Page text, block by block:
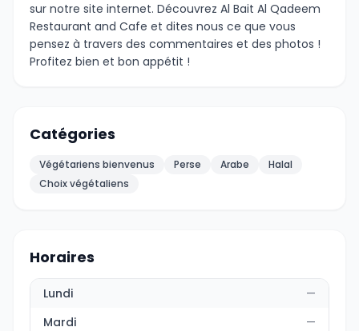
sur notre site internet. Découvrez Al Bait Al Qadeem
Restaurant and Cafe et dites nous ce que vous
pensez à travers des commentaires et des photos !
Profitez bien et bon appétit !
Catégories
Végétariens bienvenus Perse Arabe
Halal
Choix végétaliens
Horaires
Lundi
—
Mardi
—